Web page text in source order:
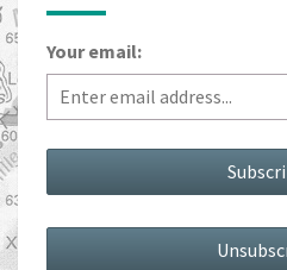
Your email: